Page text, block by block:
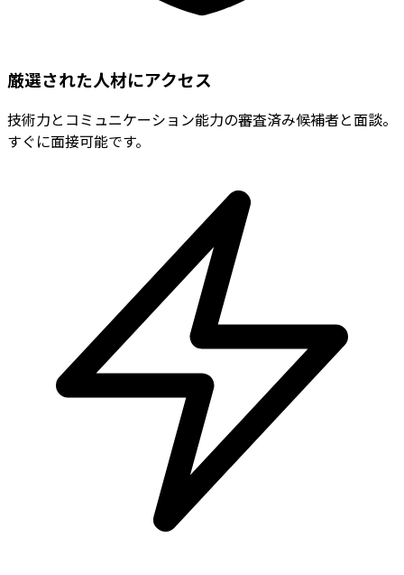
厳選された人材にアクセス
技術力とコミュニケーション能力の審査済み候補者と面談。
すぐに面接可能です。